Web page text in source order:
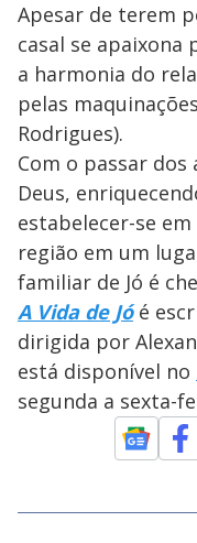
Apesar de terem
casal se
a harmonia do
pelas
Rodrigues).
Com o passar dos
Deus,
estabelecer-se
região em um
familiar de Jó é
A Vida de Jóé
dirigida por
está disponível no
segunda a sexta-